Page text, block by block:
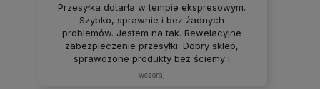
Przesyłka dotarła w tempie ekspresowym.
Szybko, sprawnie i bez żadnych
problemów. Jestem na tak. Rewelacyjne
zabezpieczenie przesyłki. Dobry sklep,
sprawdzone produkty bez ściemy i
naciągania klienta. W sama raz dla mnie,
wczoraj